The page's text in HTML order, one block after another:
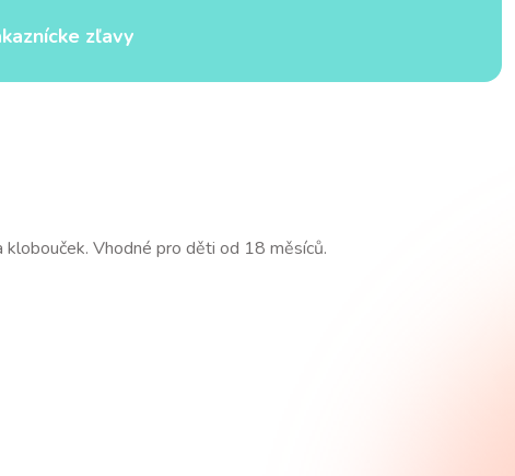
zľavy
Vhodné pro děti od 18 měsíců.